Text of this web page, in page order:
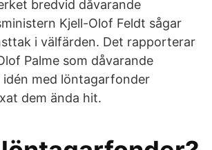
bredvid dåvarande
Kjell-Olof Feldt sågar
i välfärden. Det rapporterar
Palme som dåvarande
med löntagarfonder
dem ända hit.